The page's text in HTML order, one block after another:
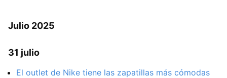
Julio 2025
31 julio
El outlet de Nike tiene las zapatillas más cómodas